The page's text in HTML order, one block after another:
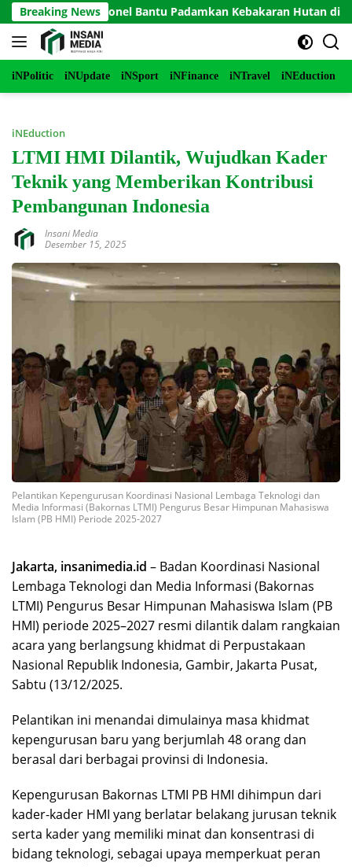
Langsung
ke
konten
Breaking News
Personel Bantu Padamkan Kebakaran Hutan di Gunung
iNPolitic iNUpdate iNSport iNFinance iNTravel iNEduction
iNEduction
LTMI HMI Dilantik, Wujudkan Kader
Teknik yang Memberikan Kontribusi
Pembangunan Indonesia
Insani Media
Desember 15, 2025
Pelantikan Kepengurusan Koordinasi Nasional Lembaga Teknologi dan
Media Informasi (Bakornas LTMI) Pengurus Besar Himpunan Mahasiswa
Islam (PB HMI) Periode 2025-2027
Jakarta, insanimedia.id – Badan Koordinasi Nasional
Lembaga Teknologi dan Media Informasi (Bakornas
LTMI) Pengurus Besar Himpunan Mahasiswa Islam (PB
HMI) periode 2025–2027 resmi dilantik dalam rangkaian
acara yang berlangsung khidmat di Perpustakaan
Nasional Republik Indonesia, Gambir, Jakarta Pusat,
Sabtu (13/12/2025.
Pelantikan ini menandai dimulainya masa khidmat
kepengurusan baru yang berjumlah 48 orang dan
berasal dari berbagai provinsi di Indonesia.
Kepengurusan Bakornas LTMI PB HMI dihimpun dari
kader-kader HMI yang berlatar belakang jurusan teknik
serta kader yang memiliki minat dan konsentrasi di
bidang teknologi, sebagai upaya memperkuat peran